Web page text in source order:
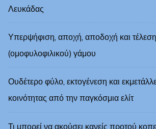
Λευκάδας
Υπερψήφιση, αποχή, αποδοχή και
(ομοφυλοφιλικού) γάμου
Ουδέτερο φύλο, εκτογένεση και
κοινότητας από την παγκόσμια ελίτ
Τι μπορεί να ακούσει κανείς προτού